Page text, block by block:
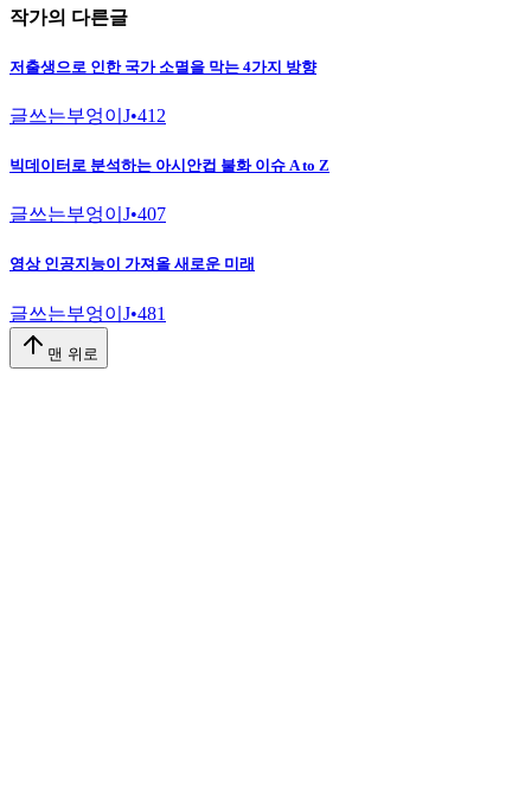
작가의 다른글
저출생으로 인한 국가 소멸을 막는 4가지 방향
글쓰는부엉이J•412
빅데이터로 분석하는 아시안컵 불화 이슈 A to Z
글쓰는부엉이J•407
영상 인공지능이 가져올 새로운 미래
글쓰는부엉이J•481
맨 위로